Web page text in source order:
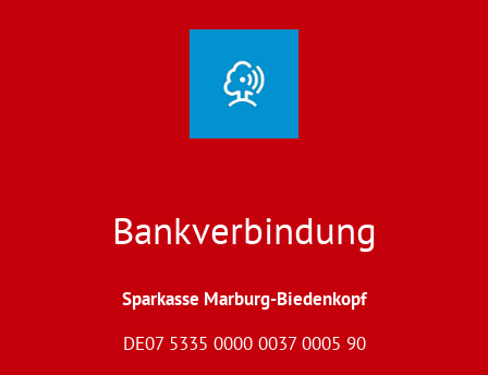
Bankverbindung
Sparkasse Marburg-Biedenkopf
DE07 5335 0000 0037 0005 90